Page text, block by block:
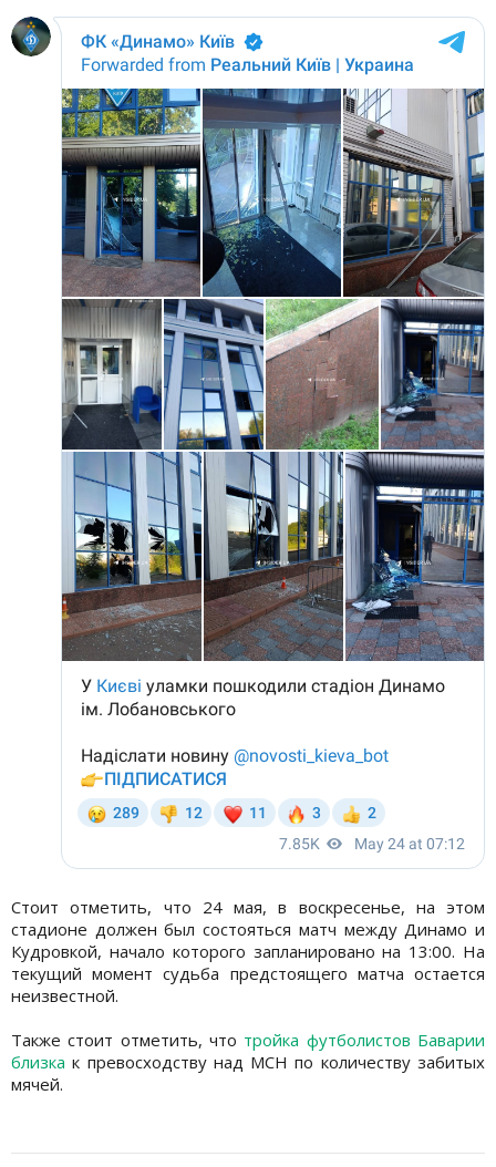
Стоит отметить, что 24 мая, в воскресенье, на этом
стадионе должен был состояться матч между Динамо и
Кудровкой, начало которого запланировано на 13:00. На
текущий момент судьба предстоящего матча остается
неизвестной.
Также стоит отметить, что тройка футболистов Баварии
близка к превосходству над МСН по количеству забитых
мячей.